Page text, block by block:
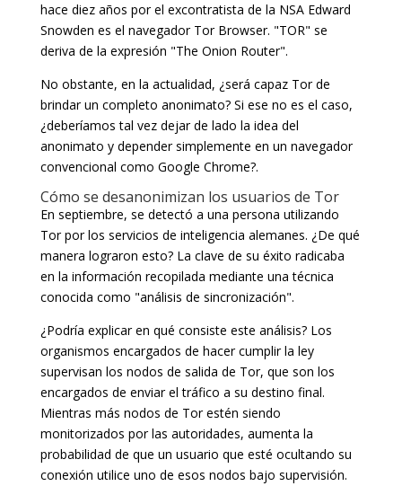
hace diez años por el excontratista de la NSA Edward
Snowden es el navegador Tor Browser. "TOR" se
deriva de la expresión "The Onion Router".
No obstante, en la actualidad, ¿será capaz Tor de
brindar un completo anonimato? Si ese no es el caso,
¿deberíamos tal vez dejar de lado la idea del
anonimato y depender simplemente en un navegador
convencional como Google Chrome?.
Cómo se desanonimizan los usuarios de Tor
En septiembre, se detectó a una persona utilizando
Tor por los servicios de inteligencia alemanes. ¿De qué
manera lograron esto? La clave de su éxito radicaba
en la información recopilada mediante una técnica
conocida como "análisis de sincronización".
¿Podría explicar en qué consiste este análisis? Los
organismos encargados de hacer cumplir la ley
supervisan los nodos de salida de Tor, que son los
encargados de enviar el tráfico a su destino final.
Mientras más nodos de Tor estén siendo
monitorizados por las autoridades, aumenta la
probabilidad de que un usuario que esté ocultando su
conexión utilice uno de esos nodos bajo supervisión.